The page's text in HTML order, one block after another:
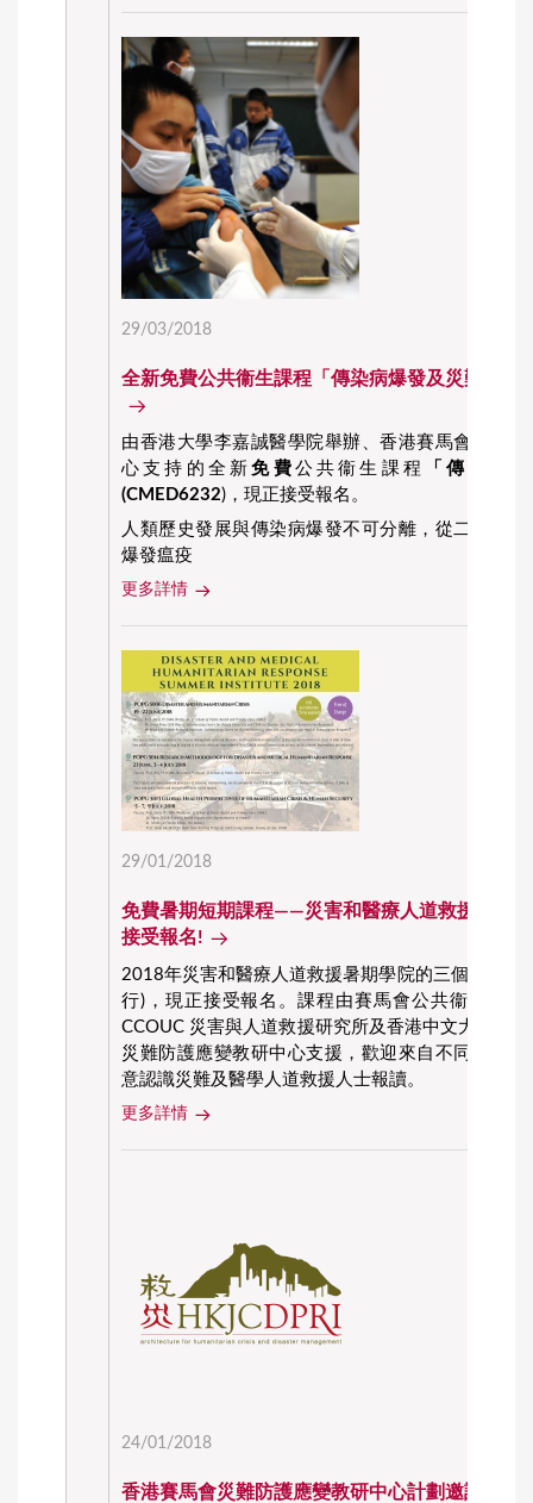
29/03/2018
全新免費公共衞生課程「傳染病爆發及災難」現
由香港大學李嘉誠醫學院舉辦、香港賽馬會災難防
心支持的全新免費 公共衞生課程
「傳染病
(CMED6232)，現正接受報名。
人類歷史發展與傳染病爆發不可分離，從二十世紀
爆發瘟疫
更多詳情
29/01/2018
免費暑期短期課程——災害和醫療人道救援暑期
接受報名!
2018年災害和醫療人道救援暑期學院的三個短期課
行)，現正接受報名。課程由賽馬會公共衞生及基
CCOUC 災害與人道救援研究所及香港中文大學開
災難防護應變教研中心支援，歡迎來自不同背景及
意認識災難及醫學人道救援人士報讀。
更多詳情
24/01/2018
香港賽馬會災難防護應變教研中心計劃邀請顧問